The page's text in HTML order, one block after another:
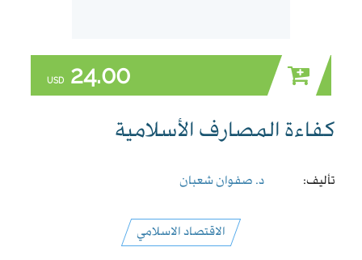
24.00
USD
كفاءة المصارف الأسلامية
تأليف: د. صفوان شعبان
الاقتصاد الاسلامي